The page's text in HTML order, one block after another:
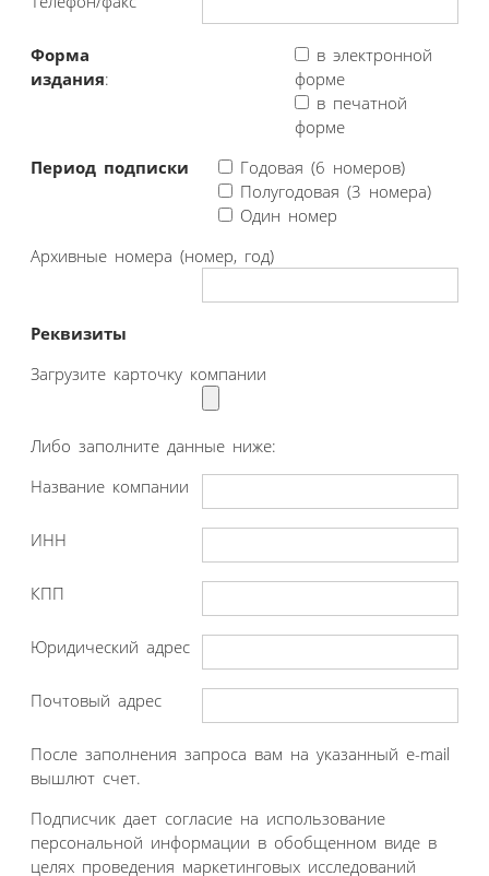
Форма
издания:
в электронной
форме
в печатной
форме
Период подписки
Годовая (6 номеров)
Полугодовая (3 номера)
Один номер
Архивные номера (номер, год)
Реквизиты
Загрузите карточку компании
Либо заполните данные ниже:
Название компании
ИНН
КПП
Юридический адрес
Почтовый адрес
После заполнения запроса вам на указанный e-mail
вышлют счет.
Подписчик дает согласие на использование
персональной информации в обобщенном виде в
целях проведения маркетинговых исследований